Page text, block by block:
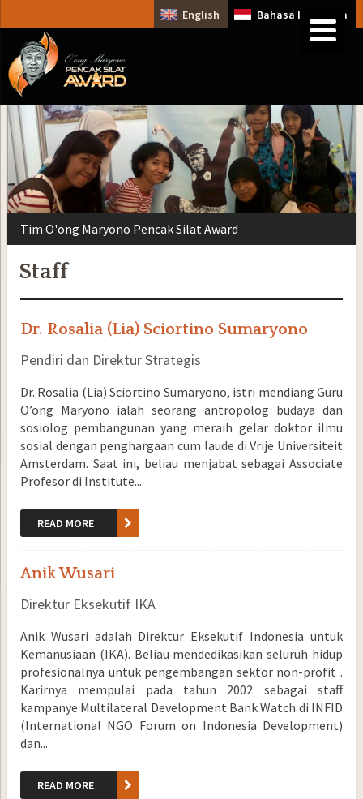
English Bahasa Indonesia
Tim O'ong Maryono Pencak Silat Award
Staff
Dr. Rosalia (Lia) Sciortino Sumaryono
Pendiri dan Direktur Strategis
Dr. Rosalia (Lia) Sciortino Sumaryono, istri mendiang Guru
O’ong Maryono ialah seorang antropolog budaya dan
sosiolog pembangunan yang meraih gelar doktor ilmu
sosial dengan penghargaan cum laude di Vrije Universiteit
Amsterdam. Saat ini, beliau menjabat sebagai Associate
Profesor di Institute...
READ MORE
Anik Wusari
Direktur Eksekutif IKA
Anik Wusari adalah Direktur Eksekutif Indonesia untuk
Kemanusiaan (IKA). Beliau mendedikasikan seluruh hidup
profesionalnya untuk pengembangan sektor non-profit .
Karirnya mempulai pada tahun 2002 sebagai staff
kampanye Multilateral Development Bank Watch di INFID
(International NGO Forum on Indonesia Development)
dan...
READ MORE